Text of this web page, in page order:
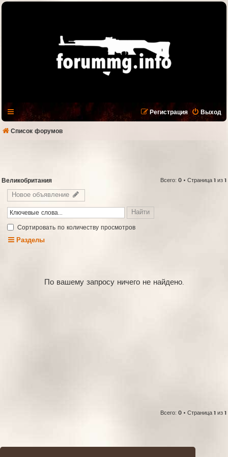
Выход
Регистрация
Список форумов
Великобритания Всего: 0 • Страница 1 из 1
Новое объявление
Cортировать по количеству просмотров
Разделы
По вашему запросу ничего не найдено.
Всего: 0 • Страница 1 из 1